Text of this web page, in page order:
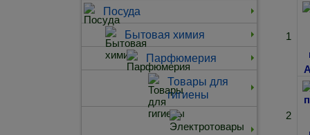
Посуда
Бытовая химия
Парфюмерия
Товары для
гигиены
1
2